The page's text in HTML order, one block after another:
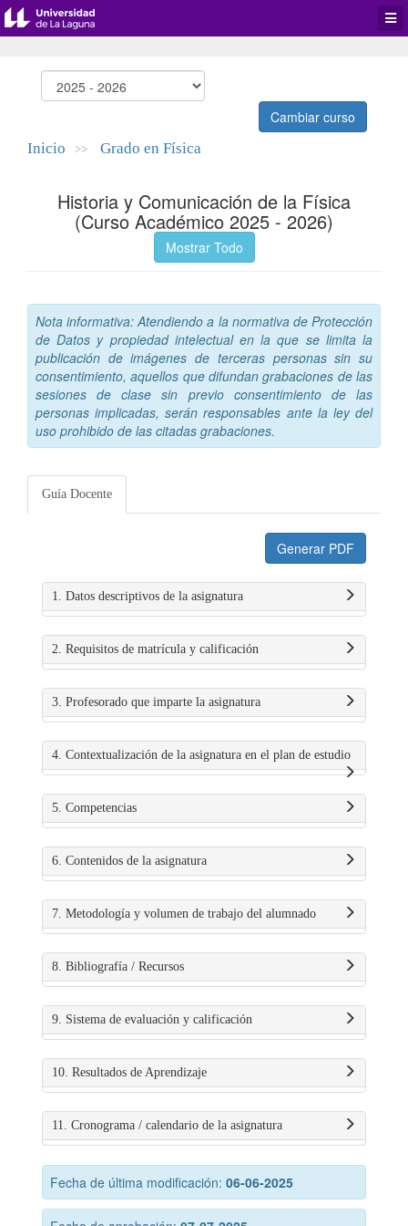
Cambiar curso
Inicio >> Grado en Física
Historia y Comunicación de la Física
(Curso Académico 2025 - 2026)
Mostrar Todo
Nota informativa: Atendiendo a la normativa de Protección
de Datos y propiedad intelectual en la que se limita la
publicación de imágenes de terceras personas sin su
consentimiento, aquellos que difundan grabaciones de las
sesiones de clase sin previo consentimiento de las
personas implicadas, serán responsables ante la ley del
uso prohibido de las citadas grabaciones.
Guía Docente
Generar PDF
1. Datos descriptivos de la asignatura
2. Requisitos de matrícula y calificación
3. Profesorado que imparte la asignatura
4. Contextualización de la asignatura en el plan de estudio
5. Competencias
6. Contenidos de la asignatura
7. Metodología y volumen de trabajo del alumnado
8. Bibliografía / Recursos
9. Sistema de evaluación y calificación
10. Resultados de Aprendizaje
11. Cronograma / calendario de la asignatura
Fecha de última modificación: 06-06-2025